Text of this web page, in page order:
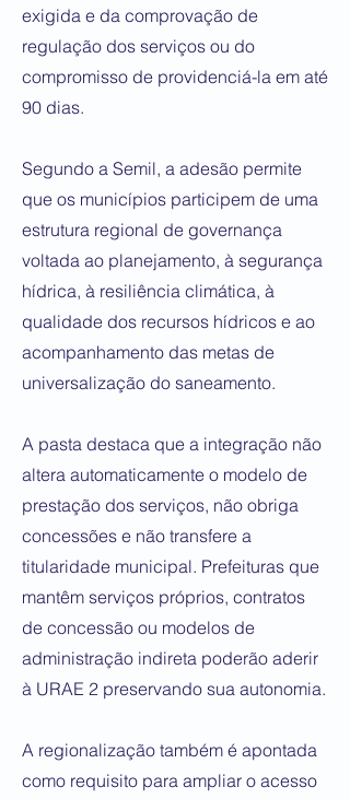
exigida e da comprovação de
regulação dos serviços ou do
compromisso de providenciá-la em até
90 dias.
Segundo a Semil, a adesão permite
que os municípios participem de uma
estrutura regional de governança
voltada ao planejamento, à segurança
hídrica, à resiliência climática, à
qualidade dos recursos hídricos e ao
acompanhamento das metas de
universalização do saneamento.
A pasta destaca que a integração não
altera automaticamente o modelo de
prestação dos serviços, não obriga
concessões e não transfere a
titularidade municipal. Prefeituras que
mantêm serviços próprios, contratos
de concessão ou modelos de
administração indireta poderão aderir
à URAE 2 preservando sua autonomia.
A regionalização também é apontada
como requisito para ampliar o acesso